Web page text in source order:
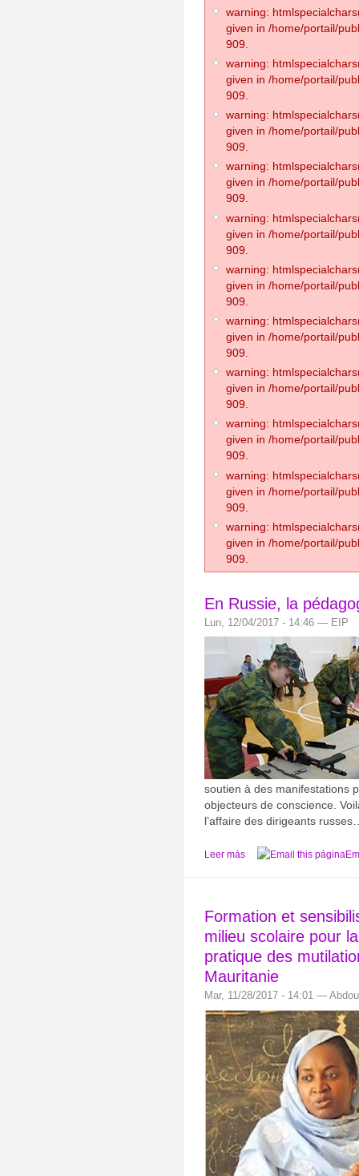
warning:
given in /home/portail/
909.
warning:
given in /home/portail/
909.
warning:
given in /home/portail/
909.
warning:
given in /home/portail/
909.
warning:
given in /home/portail/
909.
warning:
given in /home/portail/
909.
warning:
given in /home/portail/
909.
warning:
given in /home/portail/
909.
warning:
given in /home/portail/
909.
warning:
given in /home/portail/
909.
warning:
given in /home/portail/
909.
En Russie, la
Lun, 12/04/2017 - 14:46 — EIP
soutien à des manifestations
objecteurs de conscience.
l’affaire des dirigeants
Leer más
Formation et
milieu scolaire pour
pratique des
Mauritanie
Mar, 11/28/2017 - 14:01 —